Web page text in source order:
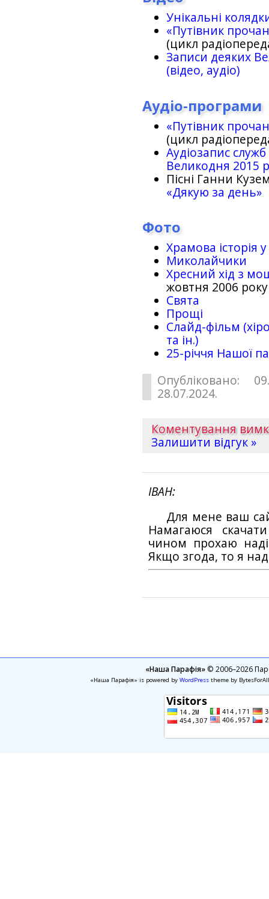
Унікальні
«Путівник
(цикл
Записи деяких
(відео, аудіо)
Аудіо-програми
«Путівник
(цикл
Аудіозапис
Великодня 2015
Пісні Ганни
«Дякую за день»
Фото
Храмова історія
Миколайчики
Хресний хід з
жовтня 2006 року
Свята
Прощі
Слайд-фільм
та ін.)
25-рiччя Нашої
Опубліковано:
28.07.2024.
Коментування
Залишити відгук »
ІВАН
Для мене ваш
Намагаюся
чином прохаю
Якщо згода, то я
«Наша Парафія»© 2006–2026
«Наша Парафія» is powered by WordPresstheme by